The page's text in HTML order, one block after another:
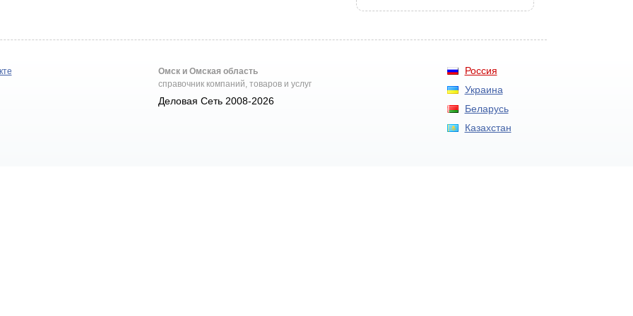
Россия
Украина
Беларусь
Казахстан
Омск и Омская область
справочник компаний, товаров и услуг
Деловая Сеть 2008-2026